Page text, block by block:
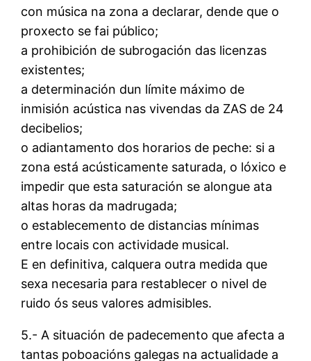
con música na zona a declarar, dende que o
proxecto se fai público;
a prohibición de subrogación das licenzas
existentes;
a determinación dun límite máximo de
inmisión acústica nas vivendas da ZAS de 24
decibelios;
o adiantamento dos horarios de peche: si a
zona está acústicamente saturada, o lóxico e
impedir que esta saturación se alongue ata
altas horas da madrugada;
o establecemento de distancias mínimas
entre locais con actividade musical.
E en definitiva, calquera outra medida que
sexa necesaria para restablecer o nivel de
ruido ós seus valores admisibles.
5.- A situación de padecemento que afecta a
tantas poboacións galegas na actualidade a